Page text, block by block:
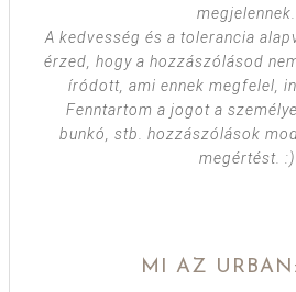
megjelennek.
A kedvesség és a tolerancia
érzed, hogy a hozzászólásod
íródott, ami ennek megfelel,
Fenntartom a jogot a
bunkó, stb. hozzászólások
megértést. :)
MI AZ